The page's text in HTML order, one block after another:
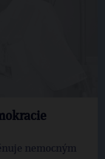
nemocným